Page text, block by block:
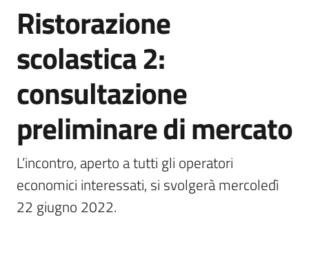
e
strumenti
acquisto
Supporto
Piattaforme
telematiche
Salta al contenuto
Ristorazione
scolastica 2:
consultazione
preliminare di mercato
L’incontro, aperto a tutti gli operatori
economici interessati, si svolgerà mercoledì
22 giugno 2022.